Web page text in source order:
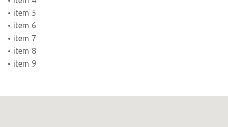
item 5
item 6
item 7
item 8
item 9